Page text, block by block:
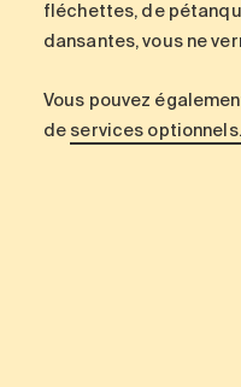
fléchettes, de
dansantes, vous ne
Vous pouvez
de services optionnels.